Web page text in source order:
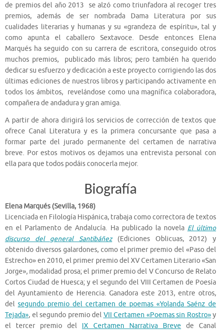
de premios del año 2013 se alzó como triunfadora al recoger tres
premios, además de ser nombrada Dama Literatura por sus
cualidades literarias y humanas y su «grandeza de espíritu», tal y
como apunta el caballero Sextavoce. Desde entonces Elena
Marqués ha seguido con su carrera de escritora, conseguido otros
muchos premios, publicado más libros; pero también ha querido
dedicar su esfuerzo y dedicación a este proyecto corrigiendo las dos
últimas ediciones de nuestros libros y participando activamente en
todos los ámbitos, revelándose como una magnífica colaboradora,
compañera de andadura y gran amiga.
A partir de ahora dirigirá los servicios de corrección de textos que
ofrece Canal Literatura y es la primera concursante que pasa a
formar parte del jurado permanente del certamen de narrativa
breve. Por estos motivos os dejamos una entrevista personal con
ella para que todos podáis conocerla mejor.
Biografía
Elena Marqués (Sevilla, 1968)
Licenciada en Filología Hispánica, trabaja como correctora de textos
en el Parlamento de Andalucía. Ha publicado la novela El último
discurso del general Santibáñez(Ediciones Oblicuas, 2012) y
obtenido diversos galardones, como el primer premio del «Paso del
Estrecho» en 2010, el primer premio del XV Certamen Literario «San
Jorge», modalidad prosa; el primer premio del V Concurso de Relato
Cortos Ciudad de Huesca; y el segundo del VIII Certamen de Poesía
del Ayuntamiento de Herencia. Ganadora este 2013, entre otros,
del segundo premio del certamen de poemas «Yolanda Saénz de
Tejada», el segundo premio del VII Certamen «Poemas sin Rostro»y
el tercer premio del IX Certamen Narrativa Breve de Canal